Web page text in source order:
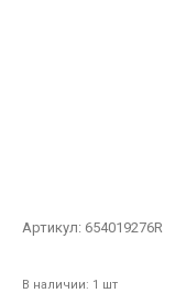
Артикул: 654019276R
В наличии: 1 шт